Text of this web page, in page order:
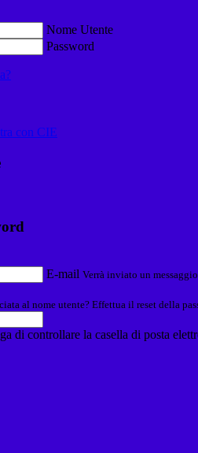
Nome Utente
Password
con CIE
E-mail Verrà inviato un
al nome utente? Effettua il reset della
di controllare la casella di posta